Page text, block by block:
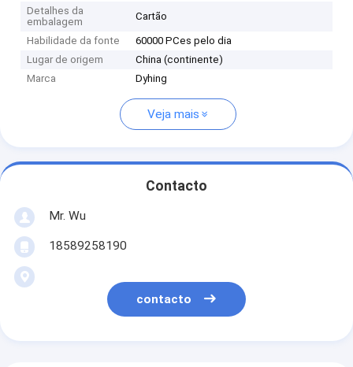
Detalhes da
embalagem
Cartão
Habilidade da fonte
60000 PCes pelo dia
Lugar de origem
China (continente)
Marca
Dyhing
Veja mais
Contacto
Mr. Wu
18589258190
contacto